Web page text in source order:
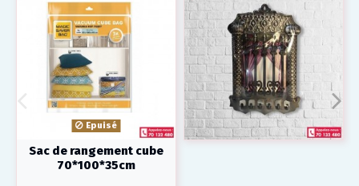
Epuisé
Sac de rangement cube
70*100*35cm